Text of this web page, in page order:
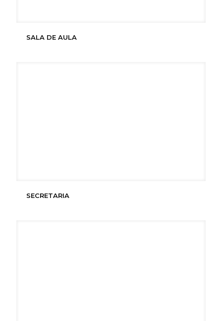
SALA DE AULA
SECRETARIA